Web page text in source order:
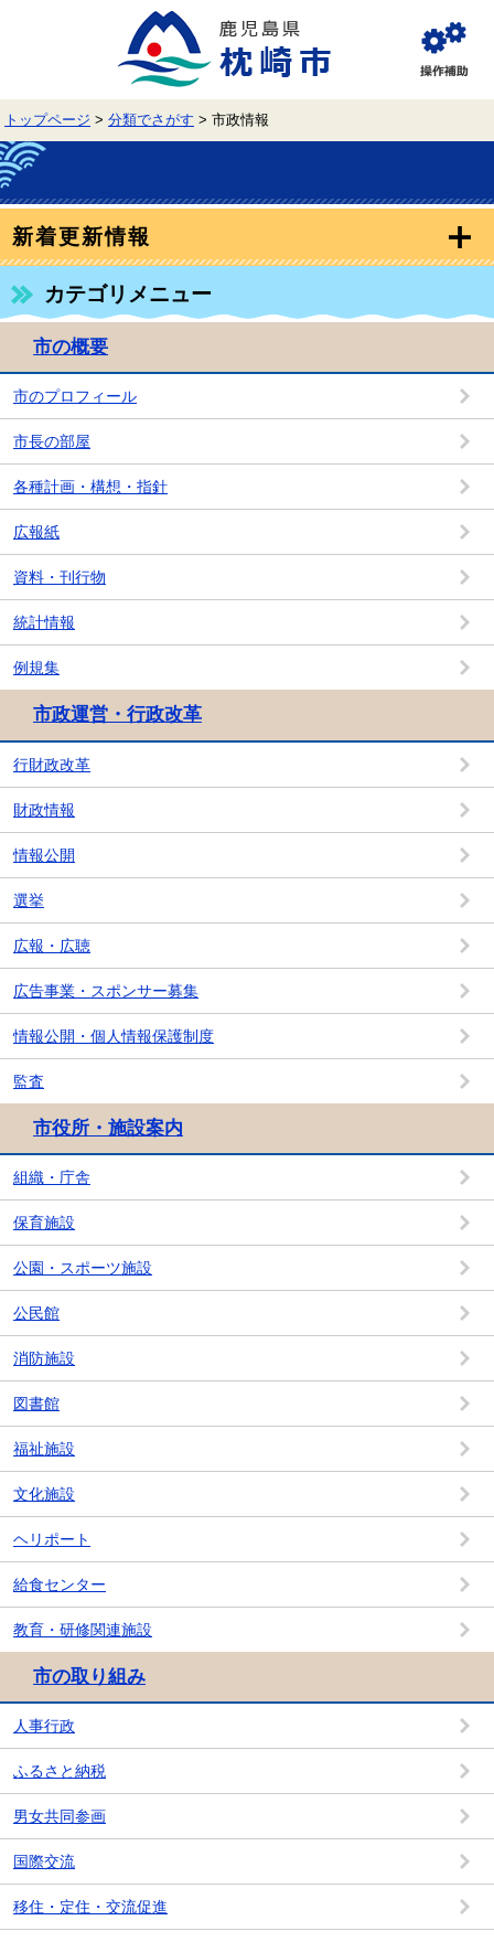
で
す。
ば
し
て
本
文
へ
覧
補
トップページ > 分類でさがす > 市政情報
本
文新着更新情報
カテゴリメニュー
市の概要
市のプロフィール
市長の部屋
各種計画・構想・指針
広報紙
資料・刊行物
統計情報
例規集
市政運営・行政改革
行財政改革
財政情報
情報公開
選挙
広報・広聴
広告事業・スポンサー募集
情報公開・個人情報保護制度
監査
市役所・施設案内
組織・庁舎
保育施設
公園・スポーツ施設
公民館
消防施設
図書館
福祉施設
文化施設
ヘリポート
給食センター
教育・研修関連施設
市の取り組み
人事行政
ふるさと納税
男女共同参画
国際交流
移住・定住・交流促進